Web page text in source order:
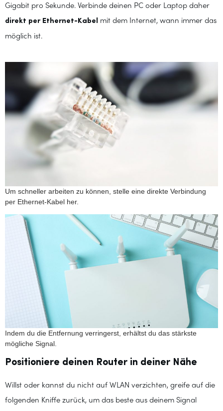
Gigabit pro Sekunde. Verbinde deinen PC oder Laptop daher
direkt per Ethernet-Kabel mit dem Internet, wann immer das
möglich ist.
Um schneller arbeiten zu können, stelle eine direkte Verbindung
per Ethernet-Kabel her.
Indem du die Entfernung verringerst, erhältst du das stärkste
mögliche Signal.
Positioniere deinen Router in deiner Nähe
Willst oder kannst du nicht auf WLAN verzichten, greife auf die
folgenden Kniffe zurück, um das beste aus deinem Signal